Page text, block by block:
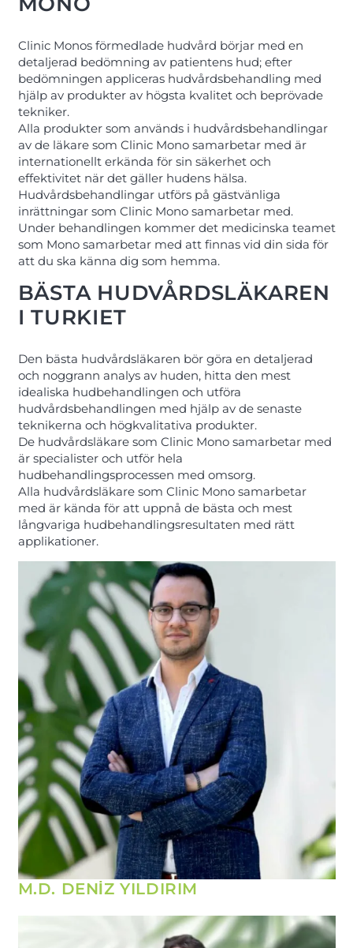
Clinic Monos förmedlade hudvård börjar med en
detaljerad bedömning av patientens hud; efter
bedömningen appliceras hudvårdsbehandling med
hjälp av produkter av högsta kvalitet och beprövade
tekniker.
Alla produkter som används i hudvårdsbehandlingar
av de läkare som Clinic Mono samarbetar med är
internationellt erkända för sin säkerhet och
effektivitet när det gäller hudens hälsa.
Hudvårdsbehandlingar utförs på gästvänliga
inrättningar som Clinic Mono samarbetar med.
Under behandlingen kommer det medicinska teamet
som Mono samarbetar med att finnas vid din sida för
att du ska känna dig som hemma.
BÄSTA HUDVÅRDSLÄKAREN
I TURKIET
Den bästa hudvårdsläkaren bör göra en detaljerad
och noggrann analys av huden, hitta den mest
idealiska hudbehandlingen och utföra
hudvårdsbehandlingen med hjälp av de senaste
teknikerna och högkvalitativa produkter.
De hudvårdsläkare som Clinic Mono samarbetar med
är specialister och utför hela
hudbehandlingsprocessen med omsorg.
Alla hudvårdsläkare som Clinic Mono samarbetar
med är kända för att uppnå de bästa och mest
långvariga hudbehandlingsresultaten med rätt
applikationer.
M.D. DENİZ YILDIRIM